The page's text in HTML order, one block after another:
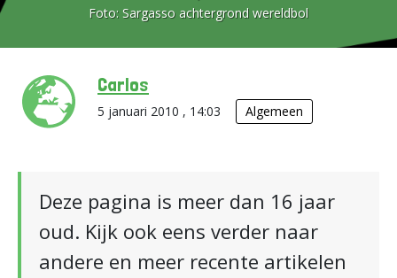
Foto: Sargasso achtergrond wereldbol
Carlos
5 januari 2010 , 14:03 Algemeen
Deze pagina is meer dan 16 jaar
oud. Kijk ook eens verder naar
andere en meer recente artikelen